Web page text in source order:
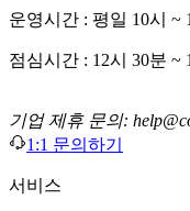
운영시간 : 평일 10시 ~
점심시간 : 12시 30분 ~
기업 제휴 문의:
1:1 문의하기
서비스